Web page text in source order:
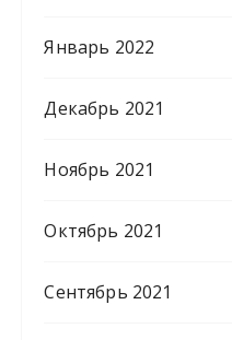
Январь 2022
Декабрь 2021
Ноябрь 2021
Октябрь 2021
Сентябрь 2021